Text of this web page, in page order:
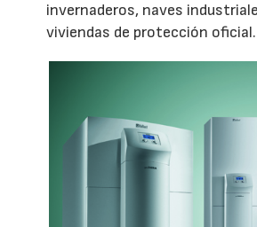
invernaderos, naves
viviendas de protección oficial.